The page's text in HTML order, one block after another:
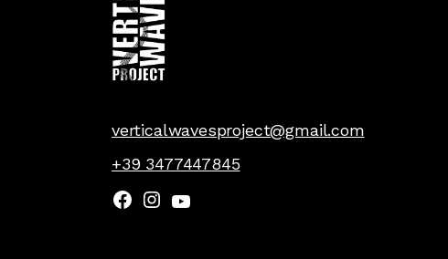
verticalwavesproject@gmail.com
+39 3477447845